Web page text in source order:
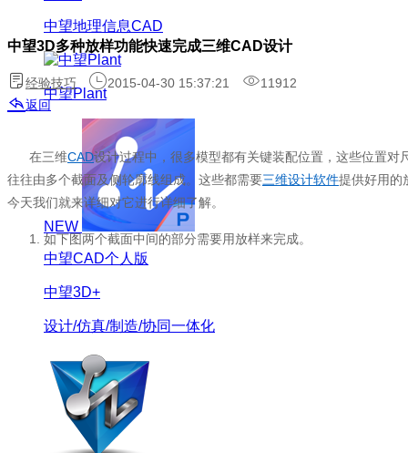
中望地理信息CAD
中望Plant
NEW
中望CAD个人版
中望3D+
设计/仿真/制造/协同一体化
中望3D多种放样功能快速完成三维CAD设计
经验技巧 2015-04-30 15:37:21
11912
返回
在三维CAD设计过程中，很多模型都有关键装配位置，这些位置
往往由多个截面及侧轮廓线组成。这些都需要三维设计软件提供好用的
今天我们就来详细对它进行详细了解。
1. 如下图两个截面中间的部分需要用放样来完成。